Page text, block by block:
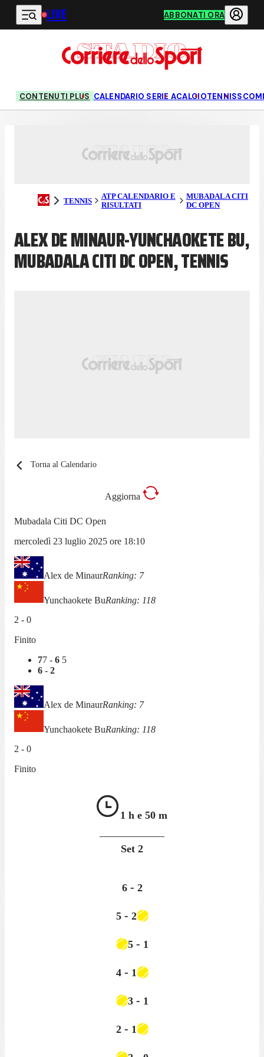
Vai al contenuto principale
LIVE ABBONATI ORA
CONTENUTI PLUS CALENDARIO SERIE ACALCIOTENNIS
TENNIS
ATP CALENDARIO E
RISULTATI
MUBADALA CITI
DC OPEN
ALEX DE MINAUR-YUNCHAOKETE BU,
MUBADALA CITI DC OPEN, TENNIS
Torna al Calendario
Aggiorna
Mubadala Citi DC Open
mercoledì 23 luglio 2025 ore 18:10
Alex de MinaurRanking: 7
Yunchaokete BuRanking: 118
2 - 0
Finito
77 - 6 5
6 - 2
Alex de MinaurRanking: 7
Yunchaokete BuRanking: 118
2 - 0
Finito
1 h e 50 m
Set 2
6 - 2
5 - 2
5 - 1
4 - 1
3 - 1
2 - 1